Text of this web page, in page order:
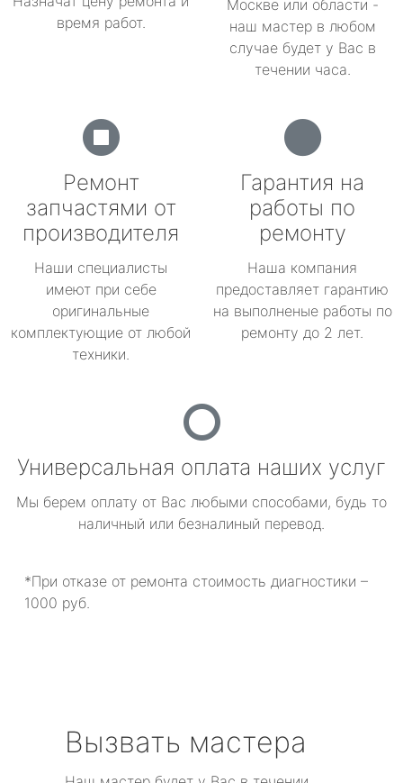
время работ.
Москве или области -
наш мастер в любом
случае будет у Вас в
течении часа.
Ремонт
запчастями от
производителя
Наши специалисты
имеют при себе
оригинальные
комплектующие от любой
техники.
Гарантия на
работы по
ремонту
Наша компания
предоставляет гарантию
на выполненые работы по
ремонту до 2 лет.
Универсальная оплата наших услуг
Мы берем оплату от Вас любыми способами, будь то
наличный или безналиный перевод.
*При отказе от ремонта стоимость диагностики –
1000 руб.
Вызвать мастера